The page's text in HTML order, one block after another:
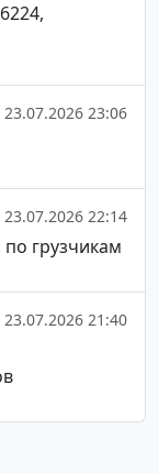
23.07.2026 23:06
23.07.2026 22:14
грузчикам
23.07.2026 21:40